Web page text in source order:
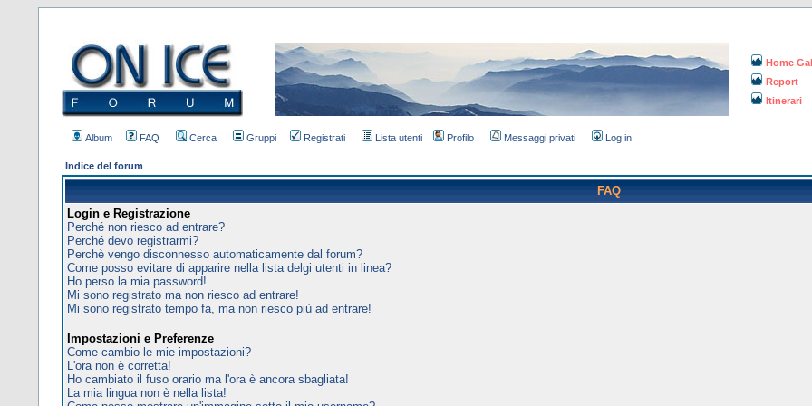
Home
Report
Itinerari
Album FAQ Cerca Gruppi Registrati Lista utenti Profilo Messaggi privati Log in
Indice del forum
FAQ
Login e Registrazione
Perché non riesco ad entrare?
Perché devo registrarmi?
Perchè vengo disconnesso automaticamente dal forum?
Come posso evitare di apparire nella lista delgi utenti in linea?
Ho perso la mia password!
Mi sono registrato ma non riesco ad entrare!
Mi sono registrato tempo fa, ma non riesco più ad entrare!
Impostazioni e Preferenze
Come cambio le mie impostazioni?
L'ora non è corretta!
Ho cambiato il fuso orario ma l'ora è ancora sbagliata!
La mia lingua non è nella lista!